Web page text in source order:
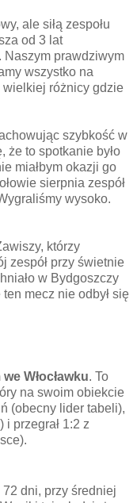
ale siłą zespołu
od 3 lat
Naszym prawdziwym
wszystko na
wielkiej różnicy gdzie
szybkość w
że to spotkanie było
miałbym okazji go
sierpnia zespół
wysoko.
którzy
zespół przy świetnie
w Bydgoszczy
mecz nie odbył się
Włocławku. To
na swoim obiekcie
(obecny lider tabeli),
i przegrał 1:2 z
dni, przy średniej